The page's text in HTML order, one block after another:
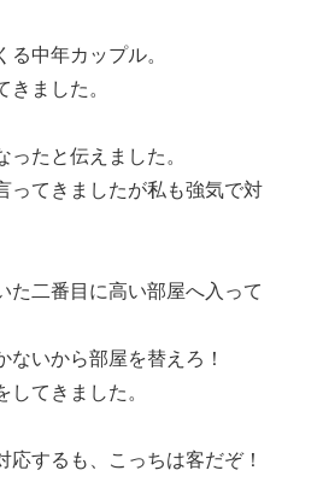
中年カップル。
ました。
たと伝えました。
ってきましたが私も強気で対
た二番目に高い部屋へ入って
いから部屋を替えろ！
てきました。
するも、こっちは客だぞ！